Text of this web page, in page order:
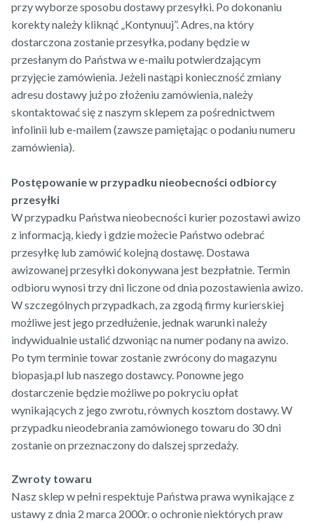
przy wyborze sposobu dostawy przesyłki. Po dokonaniu
korekty należy kliknąć „Kontynuuj”. Adres, na który
dostarczona zostanie przesyłka, podany będzie w
przesłanym do Państwa w e-mailu potwierdzającym
przyjęcie zamówienia. Jeżeli nastąpi konieczność zmiany
adresu dostawy już po złożeniu zamówienia, należy
skontaktować się z naszym sklepem za pośrednictwem
infolinii lub e-mailem (zawsze pamiętając o podaniu numeru
zamówienia).
Postępowanie w przypadku nieobecności odbiorcy
przesyłki
W przypadku Państwa nieobecności kurier pozostawi awizo
z informacją, kiedy i gdzie możecie Państwo odebrać
przesyłkę lub zamówić kolejną dostawę. Dostawa
awizowanej przesyłki dokonywana jest bezpłatnie. Termin
odbioru wynosi trzy dni liczone od dnia pozostawienia awizo.
W szczególnych przypadkach, za zgodą firmy kurierskiej
możliwe jest jego przedłużenie, jednak warunki należy
indywidualnie ustalić dzwoniąc na numer podany na awizo.
Po tym terminie towar zostanie zwrócony do magazynu
biopasja.pl lub naszego dostawcy. Ponowne jego
dostarczenie będzie możliwe po pokryciu opłat
wynikających z jego zwrotu, równych kosztom dostawy. W
przypadku nieodebrania zamówionego towaru do 30 dni
zostanie on przeznaczony do dalszej sprzedaży.
Zwroty towaru
Nasz sklep w pełni respektuje Państwa prawa wynikające z
ustawy z dnia 2 marca 2000r. o ochronie niektórych praw